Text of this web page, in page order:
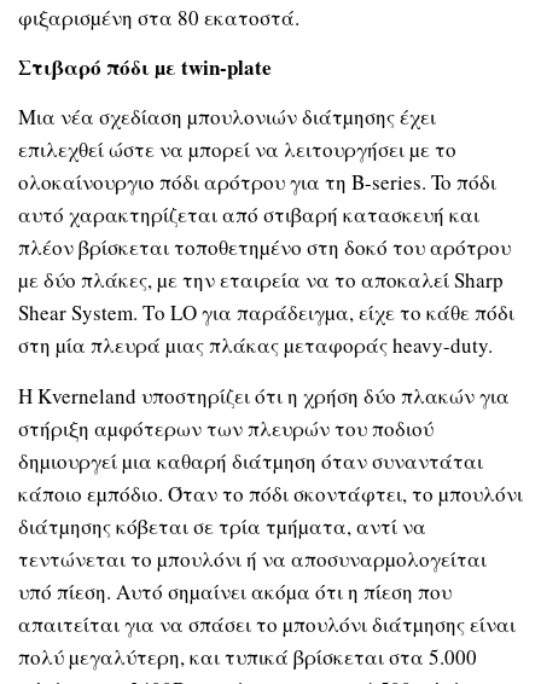
φιξαρισµένη στα 80 εκατοστά.
Στιβαρό πόδι µε twin-plate
Μια νέα σχεδίαση µπουλονιών διάτµησης έχει
επιλεχθεί ώστε να µπορεί να λειτουργήσει µε το
ολοκαίνουργιο πόδι αρότρου για τη B-series. To πόδι
αυτό χαρακτηρίζεται από στιβαρή κατασκευή και
πλέον βρίσκεται τοποθετηµένο στη δοκό του αρότρου
µε δύο πλάκες, µε την εταιρεία να το αποκαλεί Sharp
Shear System. Το LO για παράδειγµα, είχε το κάθε πόδι
στη µία πλευρά µιας πλάκας µεταφοράς heavy-duty.
Η Kverneland υποστηρίζει ότι η χρήση δύο πλακών για
στήριξη αµφότερων των πλευρών του ποδιού
δηµιουργεί µια καθαρή διάτµηση όταν συναντάται
κάποιο εµπόδιο. Όταν το πόδι σκοντάφτει, το µπουλόνι
διάτµησης κόβεται σε τρία τµήµατα, αντί να
τεντώνεται το µπουλόνι ή να αποσυναρµολογείται
υπό πίεση. Αυτό σηµαίνει ακόµα ότι η πίεση που
απαιτείται για να σπάσει το µπουλόνι διάτµησης είναι
πολύ µεγαλύτερη, και τυπικά βρίσκεται στα 5.000